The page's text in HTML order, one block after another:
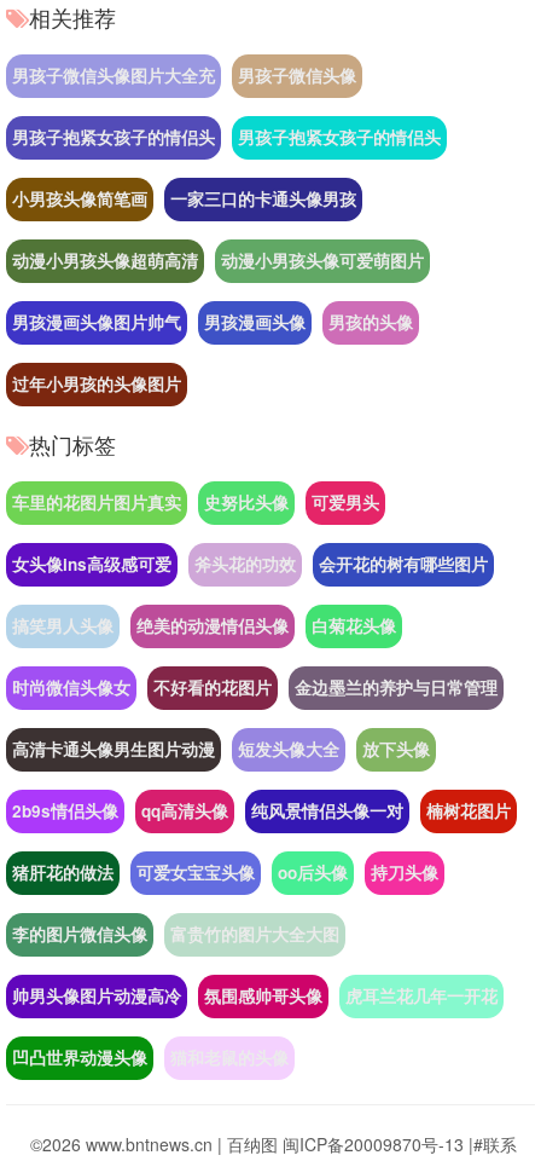
相关推荐
男孩子微信头像图片大全充 男孩子微信头像
男孩子抱紧女孩子的情侣头 男孩子抱紧女孩子的情侣头
小男孩头像简笔画 一家三口的卡通头像男孩
动漫小男孩头像超萌高清 动漫小男孩头像可爱萌图片
男孩漫画头像图片帅气 男孩漫画头像 男孩的头像
过年小男孩的头像图片
热门标签
车里的花图片图片真实 史努比头像 可爱男头
女头像ins高级感可爱 斧头花的功效 会开花的树有哪些图片
搞笑男人头像 绝美的动漫情侣头像 白菊花头像
时尚微信头像女 不好看的花图片 金边墨兰的养护与日常管理
高清卡通头像男生图片动漫 短发头像大全 放下头像
2b9s情侣头像 qq高清头像 纯风景情侣头像一对 楠树花图片
猪肝花的做法 可爱女宝宝头像 oo后头像 持刀头像
李的图片微信头像 富贵竹的图片大全大图
帅男头像图片动漫高冷 氛围感帅哥头像 虎耳兰花几年一开花
凹凸世界动漫头像 猫和老鼠的头像
©2026 www.bntnews.cn | 百纳图 闽ICP备20009870号-13 |#联系